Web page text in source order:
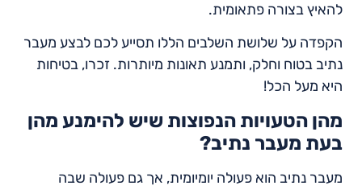
להאיץ בצורה פתאומית.
הקפדה על שלושת השלבים הללו תסייע לכם לבצע מעבר
נתיב בטוח וחלק, ותמנע תאונות מיותרות. זכרו, בטיחות
היא מעל הכל!
מהן הטעויות הנפוצות שיש להימנע מהן
בעת מעבר נתיב?
מעבר נתיב הוא פעולה יומיומית, אך גם פעולה שבה